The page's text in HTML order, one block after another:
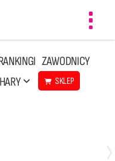
ZAWODNICY
SKLEP